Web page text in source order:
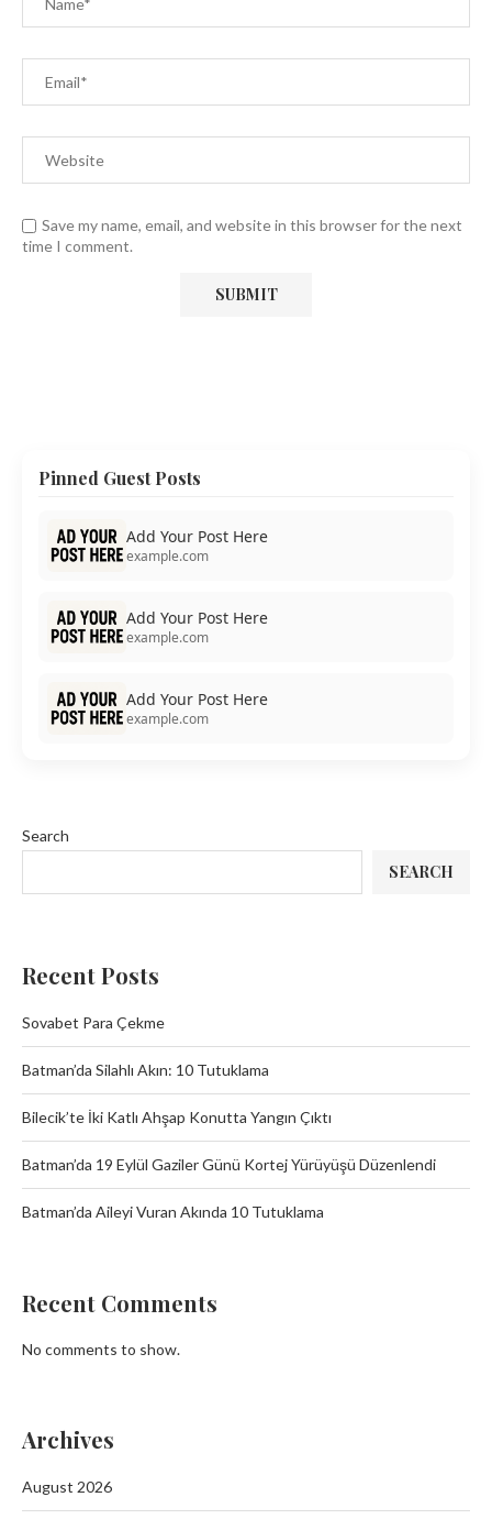
Save my name, email, and website in this browser for the next
time I comment.
Pinned Guest Posts
Add Your Post Here
example.com
Add Your Post Here
example.com
Add Your Post Here
example.com
Search
SEARCH
Recent Posts
Sovabet Para Çekme
Batman’da Silahlı Akın: 10 Tutuklama
Bilecik’te İki Katlı Ahşap Konutta Yangın Çıktı
Batman’da 19 Eylül Gaziler Günü Kortej Yürüyüşü Düzenlendi
Batman’da Aileyi Vuran Akında 10 Tutuklama
Recent Comments
No comments to show.
Archives
August 2026